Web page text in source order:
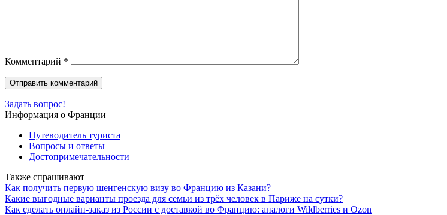
Комментарий *
Задать вопрос!
Информация о Франции
Путеводитель туриста
Вопросы и ответы
Достопримечательности
Также спрашивают
Как получить первую шенгенскую визу во Францию из Казани?
Какие выгодные варианты проезда для семьи из трёх человек в Париже на сутки?
Как сделать онлайн-заказ из России с доставкой во Францию: аналоги Wildberries и Ozon